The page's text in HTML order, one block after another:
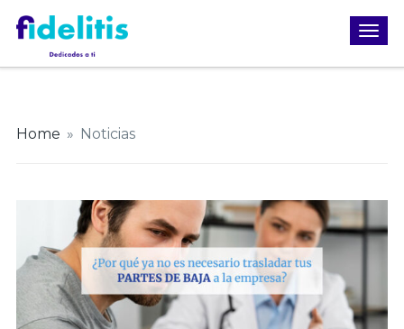
Home » Noticias